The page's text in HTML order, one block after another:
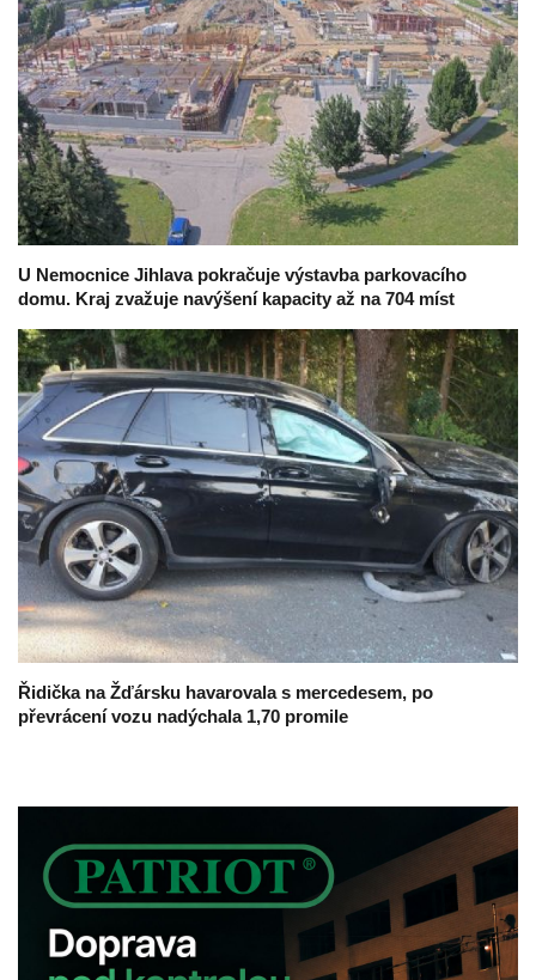
U Nemocnice Jihlava pokračuje výstavba parkovacího
domu. Kraj zvažuje navýšení kapacity až na 704 míst
Řidička na Žďársku havarovala s mercedesem, po
převrácení vozu nadýchala 1,70 promile